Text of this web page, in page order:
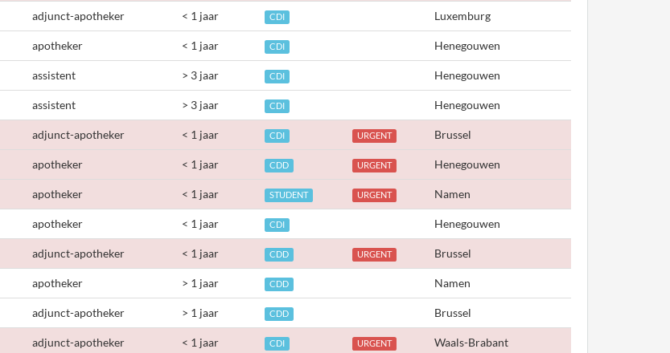
adjunct-apotheker < 1 jaar CDI Luxemburg
apotheker < 1 jaar CDI Henegouwen
assistent > 3 jaar CDI Henegouwen
assistent > 3 jaar CDI Henegouwen
adjunct-apotheker < 1 jaar CDI URGENT Brussel
apotheker < 1 jaar CDD URGENT Henegouwen
apotheker < 1 jaar STUDENT URGENT Namen
apotheker < 1 jaar CDI Henegouwen
adjunct-apotheker < 1 jaar CDD URGENT Brussel
apotheker > 1 jaar CDD Namen
adjunct-apotheker > 1 jaar CDD Brussel
adjunct-apotheker < 1 jaar CDI URGENT Waals-Brabant